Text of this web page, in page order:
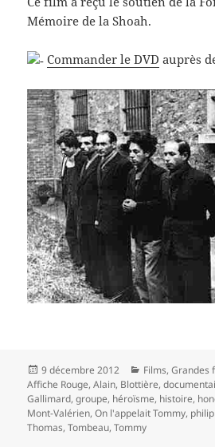
Mémoire de la Shoah.
Commander le DVD auprès
Publié
le
9 décembre 2012 Catégories
Films,Grandes
Affiche Rouge,Alain, Blottière,
Gallimard,groupe, héroïsme, histoire,
Mont-Valérien,On l'appelait Tommy,
Thomas,Tombeau,Tommy